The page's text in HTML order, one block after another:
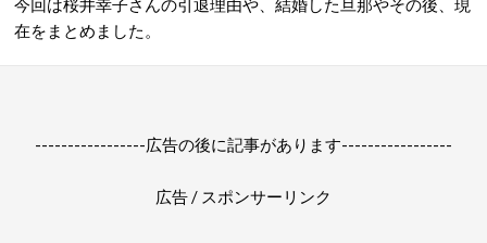
今回は桜井幸子さんの引退理由や、結婚した旦那やその後、現
在をまとめました。
-----------------広告の後に記事があります-----------------
広告 / スポンサーリンク